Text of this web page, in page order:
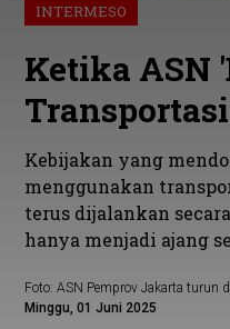
INTERMESO
Ketika ASN
Kebijakan yang
menggunakan
terus dijalankan
hanya menjadi ajang
Foto: ASN Pemprov Jakarta turun
Minggu, 01 Juni 2025